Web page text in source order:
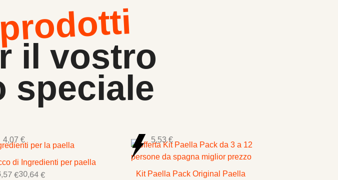
prodotti
il vostro
speciale
4,07 €
di Ingredienti per paella
€30,64 €
5,53 €
Kit Paella Pack Original Paella